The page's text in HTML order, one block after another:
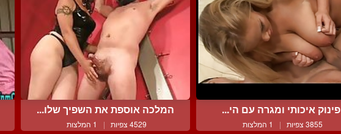
פינוק איכותי ומגרה עם הי...
3855 צפיות | 1 המלצות
המלכה אוספת את השפיך שלו...
4529 צפיות | 1 המלצות